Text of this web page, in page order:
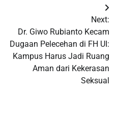
Next:
Dr. Giwo Rubianto Kecam
Dugaan Pelecehan di FH UI:
Kampus Harus Jadi Ruang
Aman dari Kekerasan
Seksual